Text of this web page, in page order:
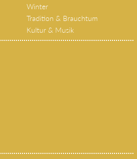
Winter
Tradition & Brauchtum
Kultur & Musik